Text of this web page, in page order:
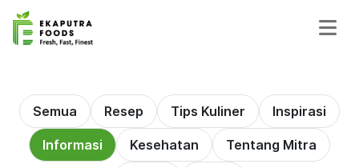
Semua Resep Tips Kuliner Inspirasi
Informasi Kesehatan Tentang Mitra